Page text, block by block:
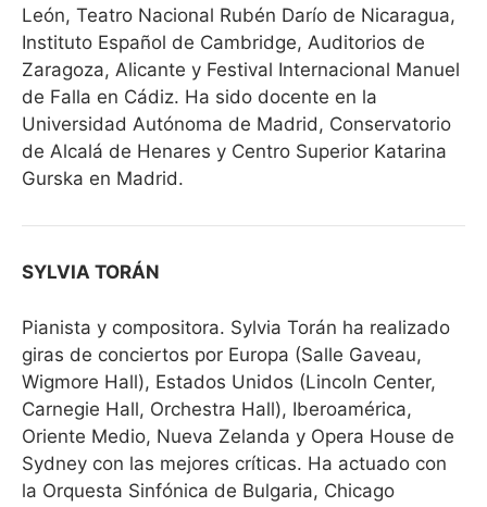
León, Teatro Nacional Rubén Darío de Nicaragua,
Instituto Español de Cambridge, Auditorios de
Zaragoza, Alicante y Festival Internacional Manuel
de Falla en Cádiz. Ha sido docente en la
Universidad Autónoma de Madrid, Conservatorio
de Alcalá de Henares y Centro Superior Katarina
Gurska en Madrid.
SYLVIA TORÁN
Pianista y compositora. Sylvia Torán ha realizado
giras de conciertos por Europa (Salle Gaveau,
Wigmore Hall), Estados Unidos (Lincoln Center,
Carnegie Hall, Orchestra Hall), Iberoamérica,
Oriente Medio, Nueva Zelanda y Opera House de
Sydney con las mejores críticas. Ha actuado con
la Orquesta Sinfónica de Bulgaria, Chicago